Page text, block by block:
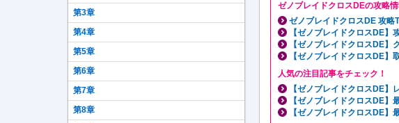
ゼノブレイドクロスDEの攻略
ゼノブレイドクロスDE 攻略
【ゼノブレイドクロスDE】
【ゼノブレイドクロスDE】
【ゼノブレイドクロスDE】
人気の注目記事をチェック！
【ゼノブレイドクロスDE】
【ゼノブレイドクロスDE】
【ゼノブレイドクロスDE】
第3章
第4章
第5章
第6章
第7章
第8章